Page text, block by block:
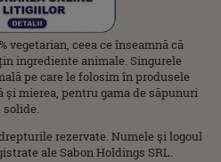
vegetarian, ceea ce înseamnă că
ingrediente animale. Singurele
pe care le folosim în produsele
mierea, pentru gama de săpunuri
solide.
rezervate. Numele şi logoul
ale Sabon Holdings SRL.